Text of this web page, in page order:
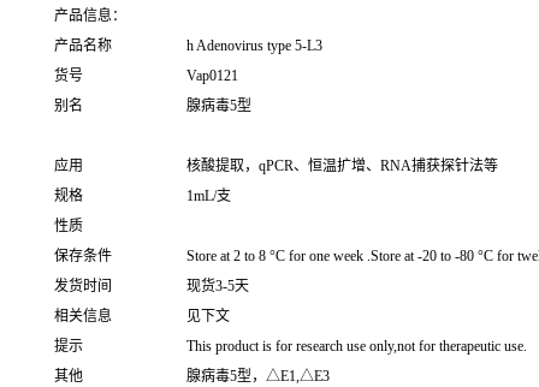
产品信息：
产品名称
h Adenovirus type 5-L3
货号
Vap0121
别名
腺病毒5型
应用
核酸提取，qPCR、恒温扩增、RNA捕获探针法等
规格
1mL/支
性质
保存条件
Store at 2 to 8 °C for one week .Store at -20 to -80 °C for
发货时间
现货3-5天
相关信息
见下文
提示
This product is for research use only,not for therapeutic use.
其他
腺病毒5型，△E1,△E3